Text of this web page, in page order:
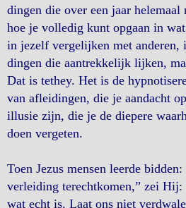
dingen die over een jaar
hoe je volledig kunt opgaan in
in jezelf vergelijken met anderen,
dingen die aantrekkelijk lijken,
Dat is tethey. Het is de
van afleidingen, die je aandacht
illusie zijn, die je de diepere
doen vergeten.
Toen Jezus mensen leerde
verleiding terechtkomen,” zei Hij:
wat echt is. Laat ons niet